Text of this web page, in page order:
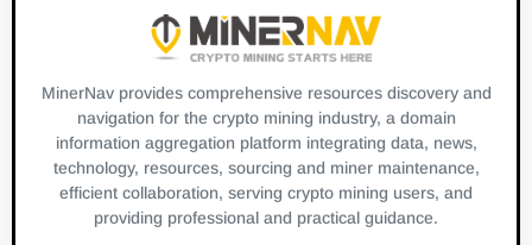
MinerNav provides comprehensive resources discovery and
navigation for the crypto mining industry, a domain
information aggregation platform integrating data, news,
technology, resources, sourcing and miner maintenance,
efficient collaboration, serving crypto mining users, and
providing professional and practical guidance.